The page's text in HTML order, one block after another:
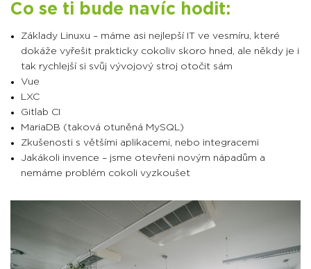
Co se ti bude navíc hodit:
Základy Linuxu – máme asi nejlepší IT ve vesmíru, které
dokáže vyřešit prakticky cokoliv skoro hned, ale někdy je i
tak rychlejší si svůj vývojový stroj otočit sám
Vue
LXC
Gitlab CI
MariaDB (taková otuněná MySQL)
Zkušenosti s většími aplikacemi, nebo integracemi
Jakákoli invence – jsme otevřeni novým nápadům a
nemáme problém cokoli vyzkoušet